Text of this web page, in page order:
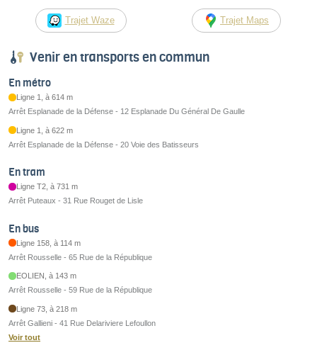
Trajet Waze Trajet Maps
Venir en transports en commun
En métro
Ligne 1, à 614 m
Arrêt Esplanade de la Défense - 12 Esplanade Du Général De Gaulle
Ligne 1, à 622 m
Arrêt Esplanade de la Défense - 20 Voie des Batisseurs
En tram
Ligne T2, à 731 m
Arrêt Puteaux - 31 Rue Rouget de Lisle
En bus
Ligne 158, à 114 m
Arrêt Rousselle - 65 Rue de la République
EOLIEN, à 143 m
Arrêt Rousselle - 59 Rue de la République
Ligne 73, à 218 m
Arrêt Gallieni - 41 Rue Delariviere Lefoullon
Voir tout